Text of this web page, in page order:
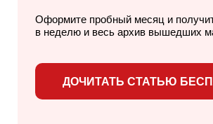
Оформите пробный месяц и
в неделю и весь архив вышедших
ДОЧИТАТЬ СТАТЬЮ